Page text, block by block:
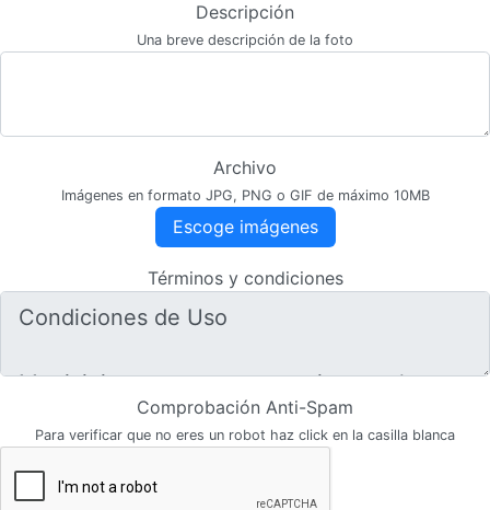
Descripción
Una breve descripción de la foto
Archivo
Imágenes en formato JPG, PNG o GIF de máximo 10MB
Escoge imágenes
Términos y condiciones
Comprobación Anti-Spam
Para verificar que no eres un robot haz click en la casilla blanca